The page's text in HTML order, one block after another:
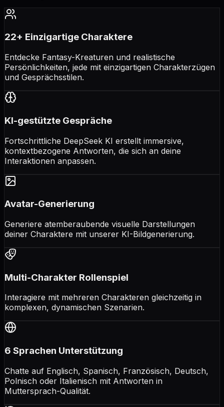
22+ Einzigartige Charaktere
Entdecke Fantasy-Kreaturen und realistische
Persönlichkeiten, jede mit einzigartigen Charakterzügen
und Gesprächsstilen.
KI-gestützte Gespräche
Fortschrittliche DeepSeek KI erstellt immersive,
kontextbezogene Antworten, die sich an deine
Interaktionen anpassen.
Avatar-Generierung
Generiere atemberaubende visuelle Darstellungen
deiner Charaktere mit unserer KI-Bildgenerierung.
Multi-Charakter Rollenspiel
Interagiere mit mehreren Charakteren gleichzeitig in
komplexen, dynamischen Szenarien.
6 Sprachen Unterstützung
Chatte auf Englisch, Spanisch, Französisch, Deutsch,
Polnisch oder Italienisch mit Antworten in
Muttersprach-Qualität.